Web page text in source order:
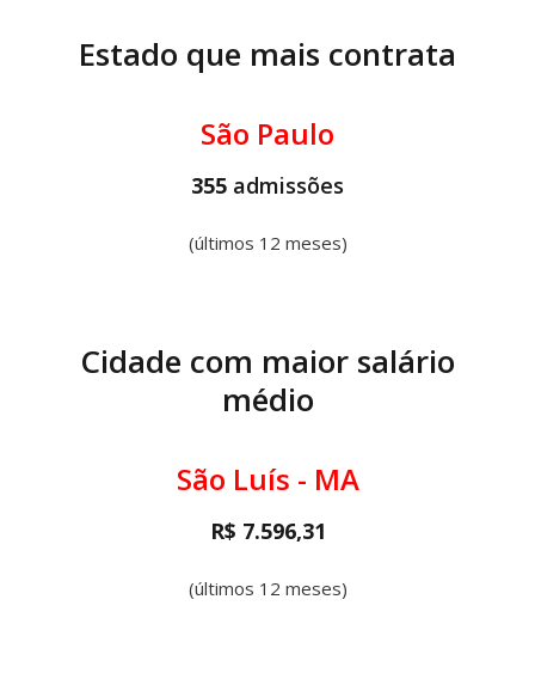
Estado que mais contrata
São Paulo
355 admissões
(últimos 12 meses)
Cidade com maior salário
médio
São Luís - MA
R$ 7.596,31
(últimos 12 meses)